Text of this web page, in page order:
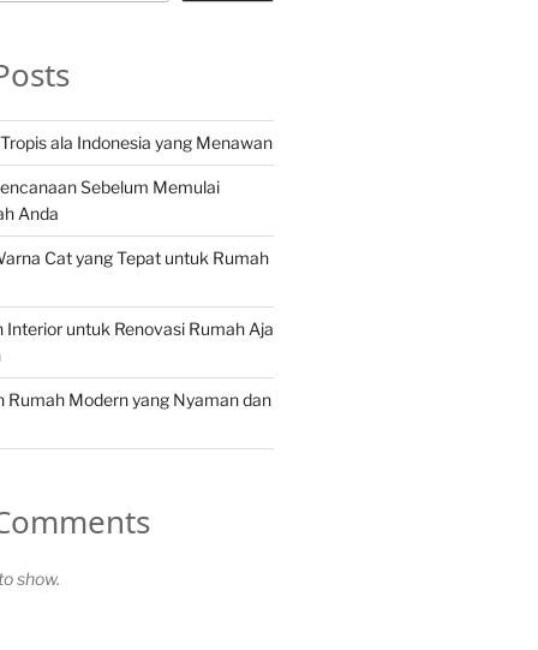
ala Indonesia yang Menawan
Sebelum Memulai
Anda
Cat yang Tepat untuk Rumah
Interior untuk Renovasi Rumah Aja
Rumah Modern yang Nyaman dan
show.